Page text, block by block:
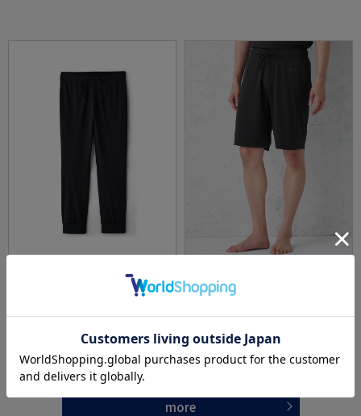
全5色
【YOKUNERU】リカバリーウェアロングパン
NOMIX(R)【一般医療機器】SS～LLサイズ
3.6
【YOKUNERU】リカバリーウェア男女兼用ハ
NOMIX(R)【一般医療機器】SS～LLサイズ
more